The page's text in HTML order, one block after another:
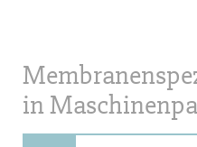
in